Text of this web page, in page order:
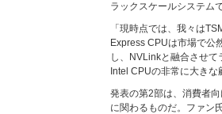
ラックスケールシステム
「現時点では、我々は
Express CPUは市場で公
し、NVLinkと融合させ
Intel CPUの非常に大きな
発表の第2部は、消費者
に関わるものだ。ファン